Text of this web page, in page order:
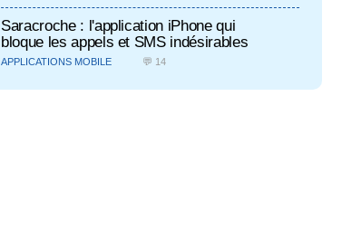
Saracroche : l'application iPhone qui
bloque les appels et SMS indésirables
APPLICATIONS MOBILE 💬 14